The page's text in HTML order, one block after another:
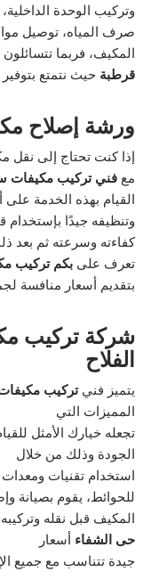
وتركيب الوحدة
صرف المياه، توصيل
المكيف، فربما تتسائلون
قرطبة حيث نتمتع
ورشة إصلاح
إذا كنت تحتاج إلى نقل
معفني تركيب مكيفات
القيام بهذه الخدمة
وتنظيفه جيدًا
كفاءته وسرعته ثم بعد
تعرف علىبكم تركيب
بتقديم أسعار منافسة
شركة تركيب
الفلاح
يتميز فنيتركيب
المميزات التي
تجعله خيارك الأمثل
الجودة وذلك من خلال
استخدام تقنيات
للحوائط، يقوم بصيانة
المكيف قبل نقله
حى الشفاءأسعار
جيدة تتناسب مع جميع